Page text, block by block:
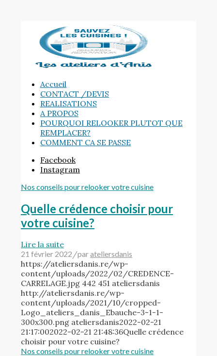
Accueil
CONTACT /DEVIS
REALISATIONS
A PROPOS
POURQUOI RELOOKER PLUTOT QUE
REMPLACER?
COMMENT CA SE PASSE
Facebook
Instagram
Nos conseils pour relooker votre cuisine
Quelle crédence choisir pour
votre cuisine?
Lire la suite
21 février 2022 /parateliersdanis
https://ateliersdanis.re/wp-
content/uploads/2022/02/CREDENCE-
CARRELAGE.jpg 442 451 ateliersdanis
http://ateliersdanis.re/wp-
content/uploads/2021/10/cropped-
Logo_ateliers_danis_Ebauche-3-1-1-
300x300.png ateliersdanis2022-02-21
21:17:002022-02-21 21:48:36Quelle crédence
choisir pour votre cuisine?
Nos conseils pour relooker votre cuisine